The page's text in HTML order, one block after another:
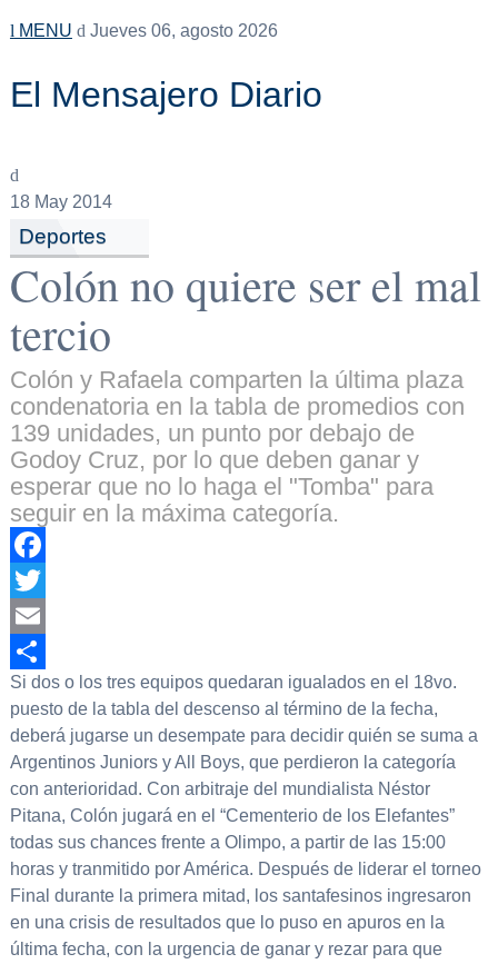
MENU Jueves 06, agosto 2026
El Mensajero Diario
18May 2014
Deportes
Colón no quiere ser el mal
tercio
Colón y Rafaela comparten la última plaza
condenatoria en la tabla de promedios con
139 unidades, un punto por debajo de
Godoy Cruz, por lo que deben ganar y
esperar que no lo haga el "Tomba" para
seguir en la máxima categoría.
Facebook
Twitter
Email
Compartir
Si dos o los tres equipos quedaran igualados en el 18vo.
puesto de la tabla del descenso al término de la fecha,
deberá jugarse un desempate para decidir quién se suma a
Argentinos Juniors y All Boys, que perdieron la categoría
con anterioridad. Con arbitraje del mundialista Néstor
Pitana, Colón jugará en el “Cementerio de los Elefantes”
todas sus chances frente a Olimpo, a partir de las 15:00
horas y tranmitido por América. Después de liderar el torneo
Final durante la primera mitad, los santafesinos ingresaron
en una crisis de resultados que lo puso en apuros en la
última fecha, con la urgencia de ganar y rezar para que